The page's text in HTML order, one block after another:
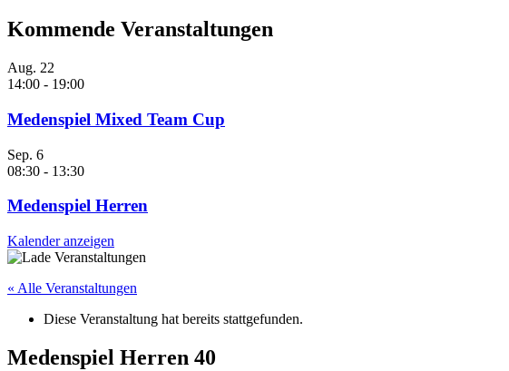
Kommende Veranstaltungen
Aug. 22
14:00 - 19:00
Medenspiel Mixed Team Cup
Sep. 6
08:30 - 13:30
Medenspiel Herren
Kalender anzeigen
« Alle Veranstaltungen
Diese Veranstaltung hat bereits stattgefunden.
Medenspiel Herren 40